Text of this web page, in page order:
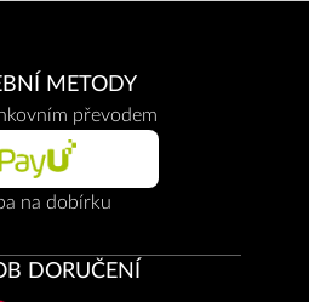
METODY
převodem
na dobírku
DORUČENÍ